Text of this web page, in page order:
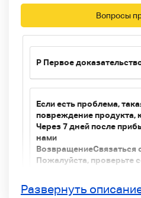
Вопросы
P Первое
Если есть проблема,
повреждение продукта,
Через 7 дней после
нами
ВозвращениеСвязаться
Пожалуйста, проверьте
*Подробности
Развернуть